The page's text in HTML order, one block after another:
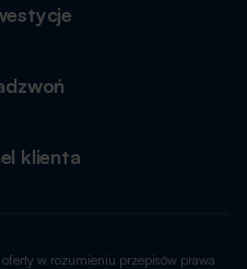
klienta
w rozumieniu przepisów prawa